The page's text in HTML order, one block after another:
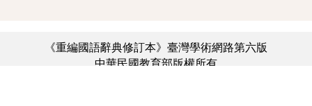
《重編國語辭典修訂本》臺灣學術網路第六版
中華民國教育部版權所有